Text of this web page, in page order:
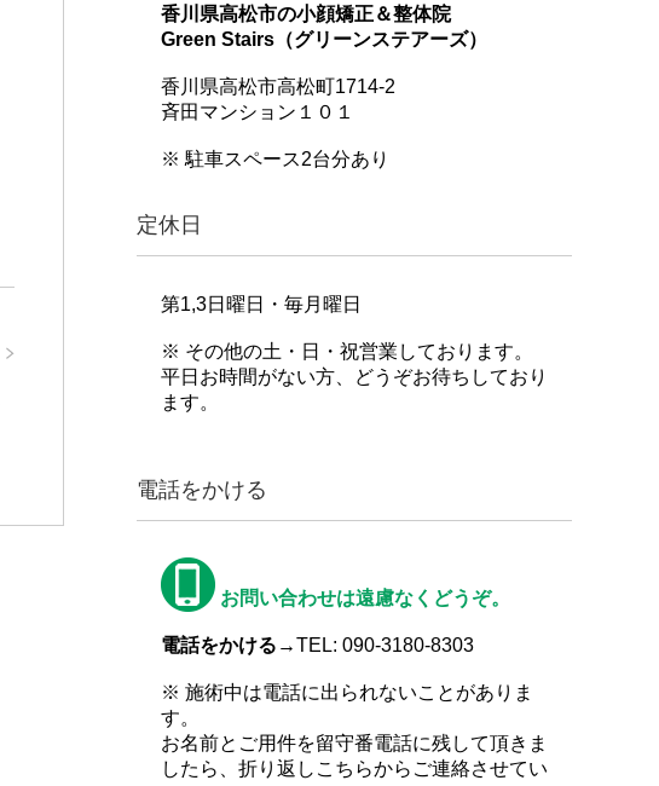
香川県高松市の小顔矯正＆整体院
Green Stairs（グリーンステアーズ）
香川県高松市高松町1714-2
斉田マンション１０１
※ 駐車スペース2台分あり
定休日
第1,3日曜日・毎月曜日
※ その他の土・日・祝営業しております。
平日お時間がない方、どうぞお待ちしており
ます。
電話をかける
お問い合わせは遠慮なくどうぞ。
電話をかける→TEL: 090-3180-8303
※ 施術中は電話に出られないことがありま
す。
お名前とご用件を留守番電話に残して頂きま
したら、折り返しこちらからご連絡させてい